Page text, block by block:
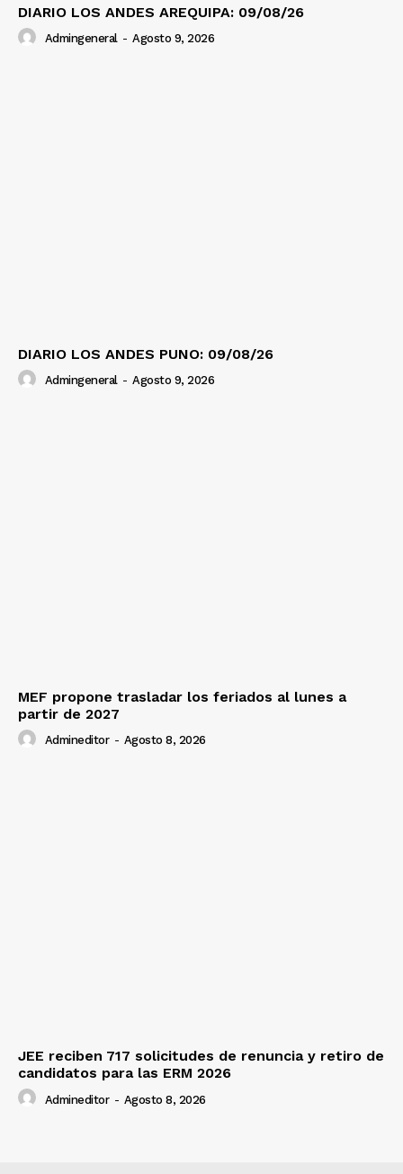
DIARIO LOS ANDES AREQUIPA: 09/08/26
Admingeneral - Agosto 9, 2026
DIARIO LOS ANDES PUNO: 09/08/26
Admingeneral - Agosto 9, 2026
MEF propone trasladar los feriados al lunes a
partir de 2027
Admineditor - Agosto 8, 2026
JEE reciben 717 solicitudes de renuncia y retiro de
candidatos para las ERM 2026
Admineditor - Agosto 8, 2026